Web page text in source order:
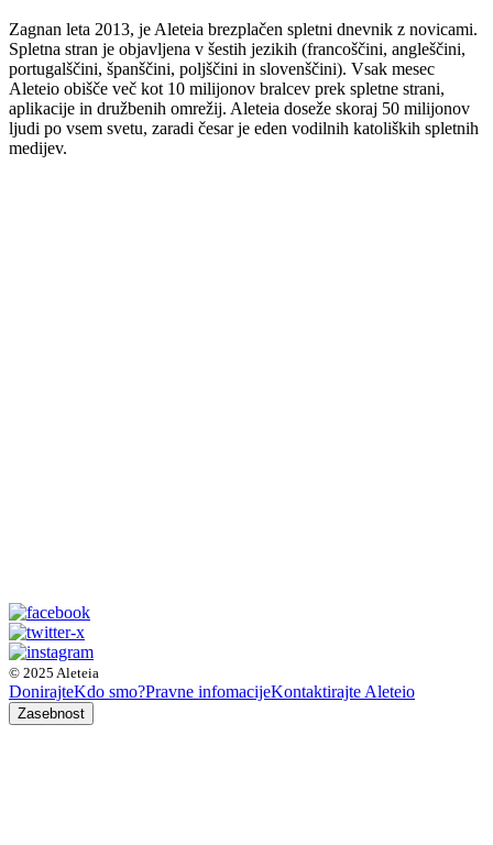
Zagnan leta 2013, je Aleteia brezplačen spletni dnevnik z novicami.
Spletna stran je objavljena v šestih jezikih (francoščini, angleščini,
portugalščini, španščini, poljščini in slovenščini). Vsak mesec
Aleteio obišče več kot 10 milijonov bralcev prek spletne strani,
aplikacije in družbenih omrežij. Aleteia doseže skoraj 50 milijonov
ljudi po vsem svetu, zaradi česar je eden vodilnih katoliških spletnih
medijev.
© 2025 Aleteia
DonirajteKdo smo?Pravne infomacijeKontaktirajte Aleteio
Zasebnost